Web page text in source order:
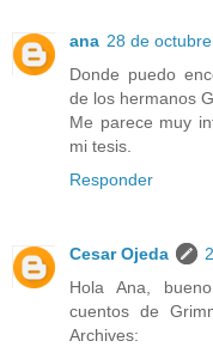
ana 28 de
Donde puedo
de los hermanos
Me parece muy
mi tesis.
Responder
Cesar Ojeda
Hola Ana,
cuentos de
Archives: